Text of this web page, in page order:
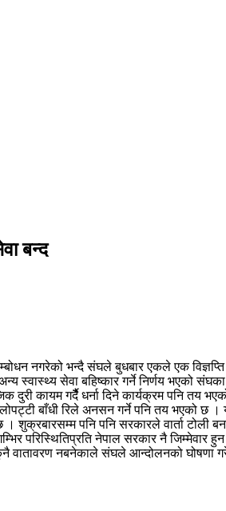
बन्द
नगरेको भन्दै संघले बुधबार एकले एक
सेवा बहिष्कार गर्ने निर्णय भएको
दुरी कायम गर्दैैै धर्ना दिने कार्यक्रम पनि
बाँधी रिले अनसन गर्ने पनि तय भएको
शुक्रबारसम्म पनि पनि सरकारले वार्ता टोली
परिस्थितिप्रति नेपाल सरकार नै
वातावरण नबनेकाले संघले आन्दोलनको घोषणा